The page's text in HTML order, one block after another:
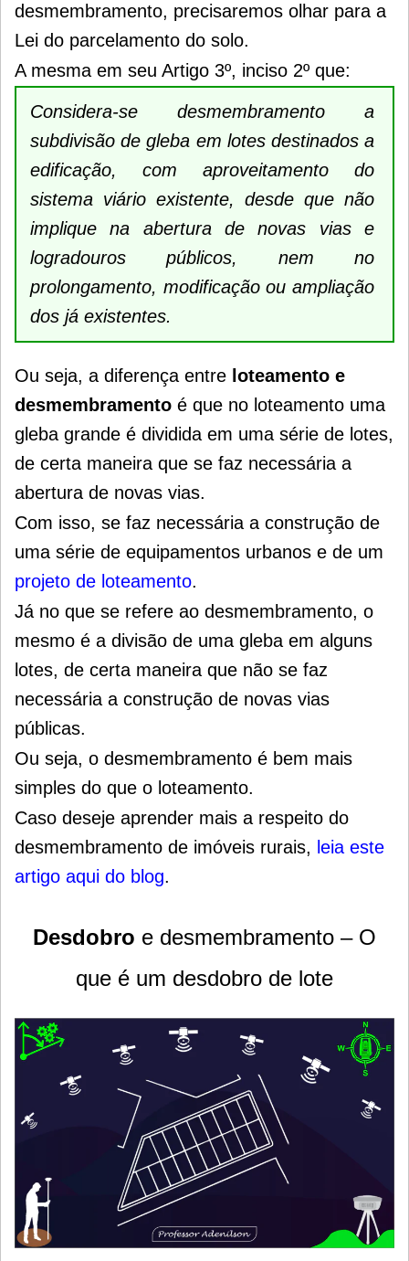
desmembramento, precisaremos olhar para a
Lei do parcelamento do solo.
A mesma em seu Artigo 3º, inciso 2º que:
Considera-se desmembramento a
subdivisão de gleba em lotes destinados a
edificação, com aproveitamento do
sistema viário existente, desde que não
implique na abertura de novas vias e
logradouros públicos, nem no
prolongamento, modificação ou ampliação
dos já existentes.
Ou seja, a diferença entre loteamento e
desmembramento é que no loteamento uma
gleba grande é dividida em uma série de lotes,
de certa maneira que se faz necessária a
abertura de novas vias.
Com isso, se faz necessária a construção de
uma série de equipamentos urbanos e de um
projeto de loteamento.
Já no que se refere ao desmembramento, o
mesmo é a divisão de uma gleba em alguns
lotes, de certa maneira que não se faz
necessária a construção de novas vias
públicas.
Ou seja, o desmembramento é bem mais
simples do que o loteamento.
Caso deseje aprender mais a respeito do
desmembramento de imóveis rurais, leia este
artigo aqui do blog.
Desdobro e desmembramento – O
que é um desdobro de lote